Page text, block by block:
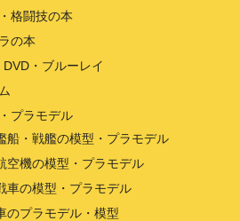
格闘技の本
の本
DVD・ブルーレイ
プラモデル
船・戦艦の模型・プラモデル
空機の模型・プラモデル
車の模型・プラモデル
のプラモデル・模型